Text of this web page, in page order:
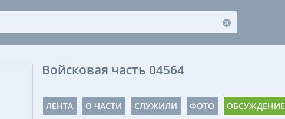
Войсковая часть 04564
ЛЕНТА О ЧАСТИ СЛУЖИЛИ ФОТО ОБСУЖДЕНИЕ